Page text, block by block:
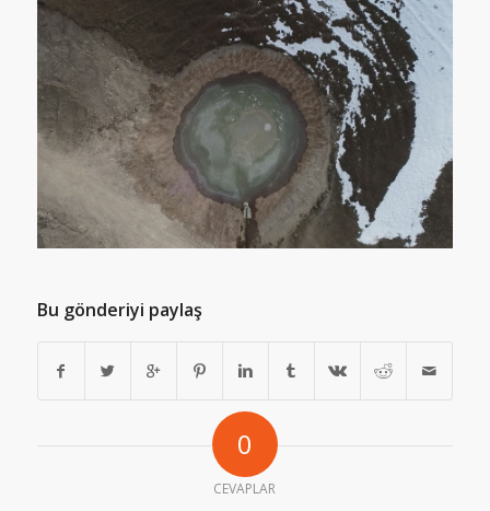
Bu gönderiyi paylaş
0
CEVAPLAR